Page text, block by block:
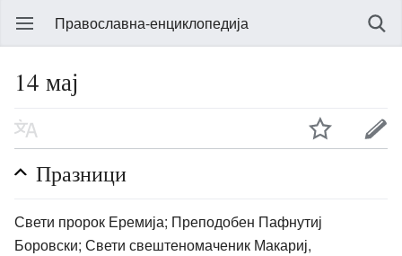
Православна-енциклопедија
14 мај
Празници
Свети пророк Еремија; Преподобен Пафнутиј
Боровски; Свети свештеномаченик Макариј,